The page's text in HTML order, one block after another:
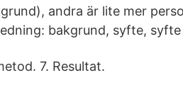
andra är lite mer
bakgrund, syfte,
7. Resultat.